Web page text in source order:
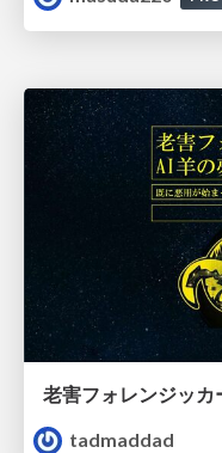
老害フォレンジッカ
tadmaddad